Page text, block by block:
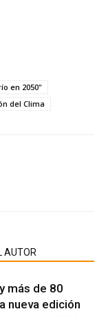
en 2050"
del Clima
AUTOR
más de 80
nueva edición